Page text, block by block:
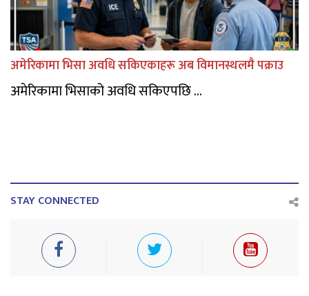
अमेरिकामा भिसा अवधि सकिएकाहरू अब विमानस्थलमै पक्राउ
अमेरिकामा भिसाको अवधि सकिएपछि ...
STAY CONNECTED